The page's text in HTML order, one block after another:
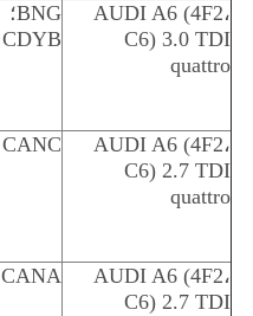
AUDI A6 (4F2،
C6) 3.0 TDI
quattro
BNG؛
CDYB
AUDI A6 (4F2،
C6) 2.7 TDI
quattro
CANC
AUDI A6 (4F2،
C6) 2.7 TDI
CANA